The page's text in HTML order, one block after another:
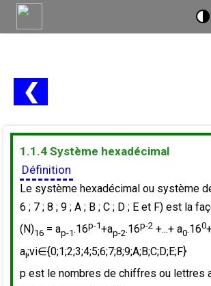
❮
1.1.4 Système hexadécimal
Définition
Le système hexadécimal ou système
6 ; 7 ; 8 ; 9 ; A ; B ; C ; D ; E et F) est la
(N)16 = ap-1.16p-1+ap-2.16p-2 +...+ a0.160
ai;vi∈{0;1;2;3;4;5;6;7;8;9;A;B;C;D;E;F}
p est le nombres de chiffres ou lettres